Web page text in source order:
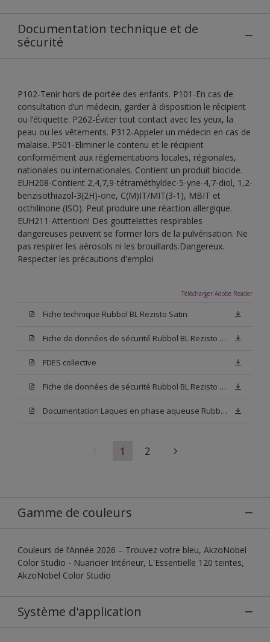
Documentation technique et de
sécurité
P102-Tenir hors de portée des enfants. P101-En cas de
consultation d’un médecin, garder à disposition le récipient
ou l’étiquette. P262-Éviter tout contact avec les yeux, la
peau ou les vêtements. P312-Appeler un médecin en cas de
malaise. P501-Eliminer le contenu et le récipient
conformément aux réglementations locales, régionales,
nationales ou internationales. Contient un produit biocide.
EUH208-Contient 2,4,7,9-tétraméthyldec-5-yne-4,7-diol, 1,2-
benzisothiazol-3(2H)-one, C(M)IT/MIT(3-1), MBIT et
octhilinone (ISO). Peut produire une réaction allergique.
EUH211-Attention! Des gouttelettes respirables
dangereuses peuvent se former lors de la pulvérisation. Ne
pas respirer les aérosols ni les brouillards.Dangereux.
Respecter les précautions d'emploi
Télécharger Adobe Reader
Fiche technique Rubbol BL Rezisto Satin
Fiche de données de sécurité Rubbol BL Rezisto Satin Base N00
FDES collective
Fiche de données de sécurité Rubbol BL Rezisto Satin Base W05
Documentation Laques en phase aqueuse Rubbol BL Velours
1 2
Gamme de couleurs
Couleurs de l’Année 2026 – Trouvez votre bleu, AkzoNobel
Color Studio - Nuancier Intérieur, L'Essentielle 120 teintes,
AkzoNobel Color Studio
Système d'application